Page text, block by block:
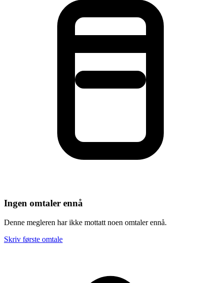
Ingen omtaler ennå
Denne megleren har ikke mottatt noen omtaler ennå.
Skriv første omtale